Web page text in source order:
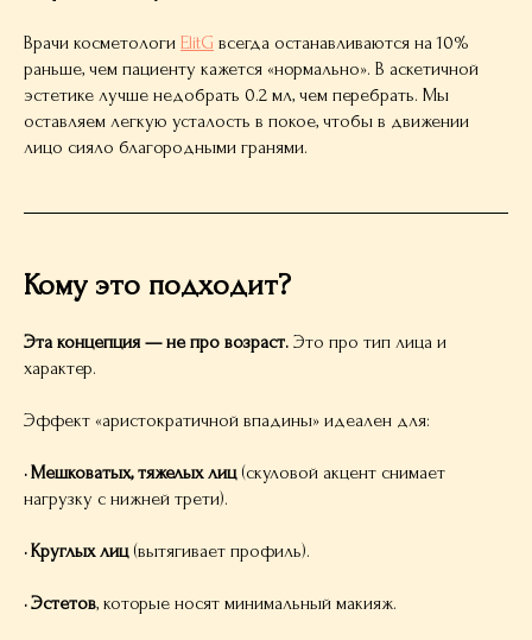
Врачи косметологи ElitG всегда останавливаются на 10%
раньше, чем пациенту кажется «нормально». В аскетичной
эстетике лучше недобрать 0.2 мл, чем перебрать. Мы
оставляем легкую усталость в покое, чтобы в движении
лицо сияло благородными гранями.
Кому это подходит?
Эта концепция — не про возраст. Это про тип лица и
характер.
Эффект «аристократичной впадины» идеален для:
· Мешковатых, тяжелых лиц(скуловой акцент снимает
нагрузку с нижней трети).
· Круглых лиц(вытягивает профиль).
· Эстетов, которые носят минимальный макияж.